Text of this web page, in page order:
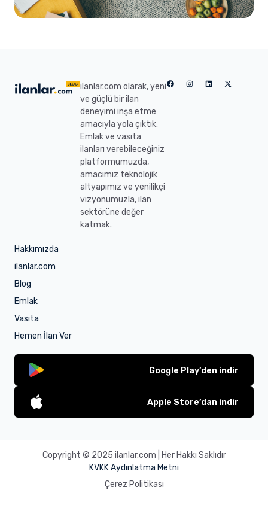
ilanlar.com olarak, yeni
ve güçlü bir ilan
deneyimi inşa etme
amacıyla yola çıktık.
Emlak ve vasıta
ilanları verebileceğiniz
platformumuzda,
amacımız teknolojik
altyapımız ve yenilikçi
vizyonumuzla, ilan
sektörüne değer
katmak.
Hakkımızda
ilanlar.com
Blog
Emlak
Vasıta
Hemen İlan Ver
Google Play’den indir
Apple Store’dan indir
Copyright © 2025 ilanlar.com | Her Hakkı Saklıdır
KVKK Aydınlatma Metni
Çerez Politikası